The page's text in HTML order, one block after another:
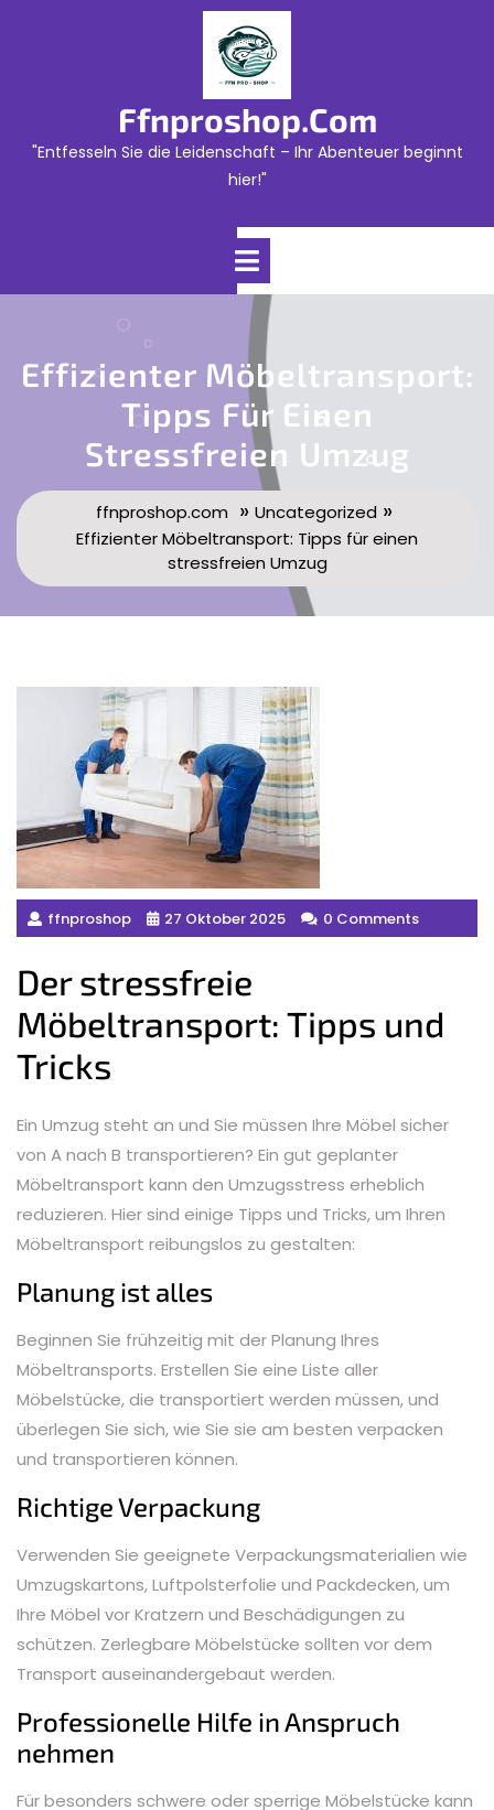
Ffnproshop.com
"Entfesseln Sie die Leidenschaft – Ihr Abenteuer beginnt
hier!"
Open
Effizienter Möbeltransport:
Tipps Für Einen
Stressfreien Umzug
ffnproshop.com » Uncategorized »
Effizienter Möbeltransport: Tipps für einen
stressfreien Umzug
ffnproshop 27 Oktober 2025 0 Comments
Der stressfreie
Möbeltransport: Tipps und
Tricks
Ein Umzug steht an und Sie müssen Ihre Möbel sicher
von A nach B transportieren? Ein gut geplanter
Möbeltransport kann den Umzugsstress erheblich
reduzieren. Hier sind einige Tipps und Tricks, um Ihren
Möbeltransport reibungslos zu gestalten:
Planung ist alles
Beginnen Sie frühzeitig mit der Planung Ihres
Möbeltransports. Erstellen Sie eine Liste aller
Möbelstücke, die transportiert werden müssen, und
überlegen Sie sich, wie Sie sie am besten verpacken
und transportieren können.
Richtige Verpackung
Verwenden Sie geeignete Verpackungsmaterialien wie
Umzugskartons, Luftpolsterfolie und Packdecken, um
Ihre Möbel vor Kratzern und Beschädigungen zu
schützen. Zerlegbare Möbelstücke sollten vor dem
Transport auseinandergebaut werden.
Professionelle Hilfe in Anspruch
nehmen
Für besonders schwere oder sperrige Möbelstücke kann